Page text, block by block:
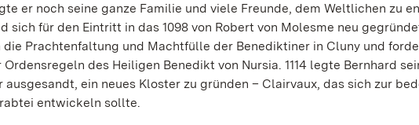
er noch seine ganze Familie und viele Freunde, dem Weltlichen zu
sich für den Eintritt in das 1098 von Robert von Molesme neu
Prachtenfaltung und Machtfülle der Benediktiner in Cluny und
des Heiligen Benedikt von Nursia. 1114 legte Bernhard
ein neues Kloster zu gründen – Clairvaux, das sich zur
entwickeln sollte.